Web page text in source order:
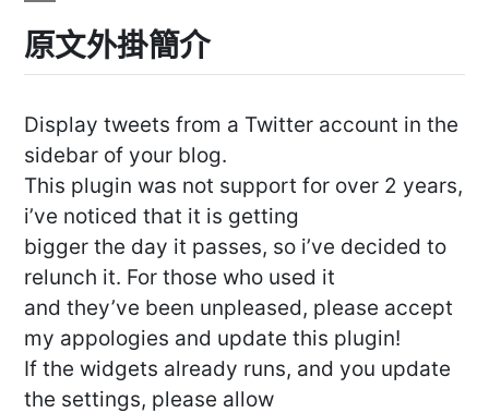
原文外掛簡介
Display tweets from a Twitter account in the
sidebar of your blog.
This plugin was not support for over 2 years,
i’ve noticed that it is getting
bigger the day it passes, so i’ve decided to
relunch it. For those who used it
and they’ve been unpleased, please accept
my appologies and update this plugin!
If the widgets already runs, and you update
the settings, please allow